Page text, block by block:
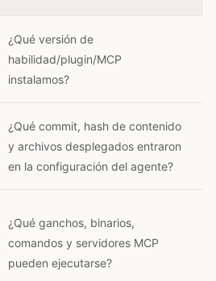
¿Qué versión de
habilidad/plugin/MCP
instalamos?
¿Qué commit, hash de contenido
y archivos desplegados entraron
en la configuración del agente?
¿Qué ganchos, binarios,
comandos y servidores MCP
pueden ejecutarse?